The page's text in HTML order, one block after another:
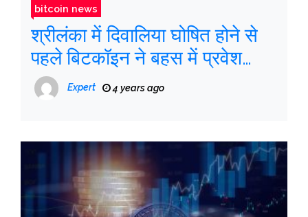
bitcoin news
श्रीलंका में दिवालिया घोषित होने से
पहले बिटकॉइन ने बहस में प्रवेश
किया
Expert 4 years ago